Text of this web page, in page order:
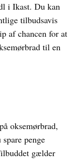
i Ikast. Du kan
tilbudsavis
af chancen for at
til en
oksemørbrad,
penge
gælder